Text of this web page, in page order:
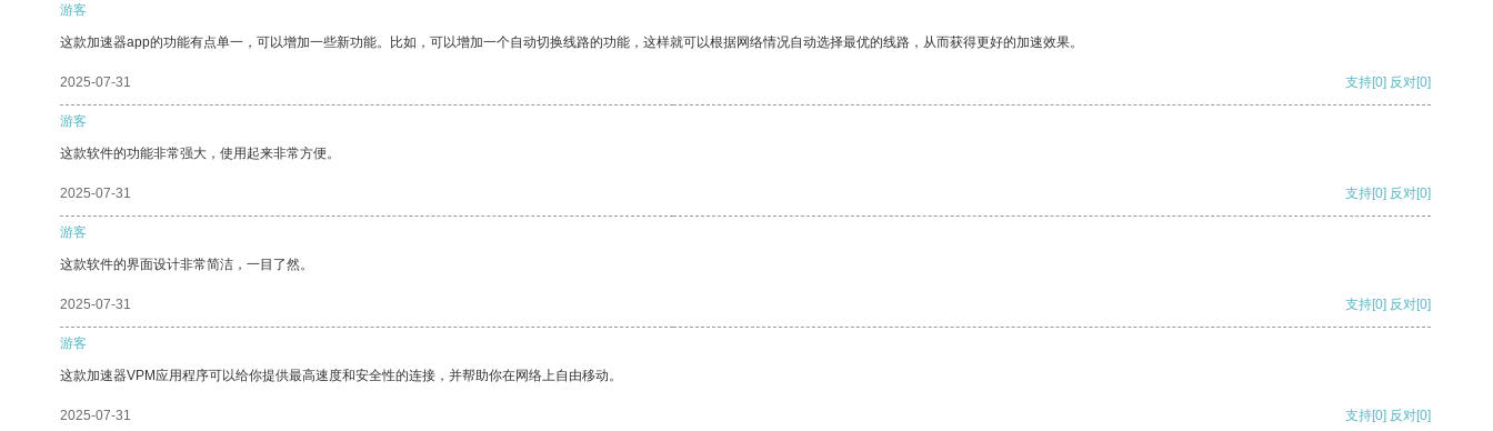
游客
这款加速器app的功能有点单一，可以增加一些新功能。比如，可以增加一个自动切换线路的功能，这样就可以根据网络情况自动选择最优的线路，从而获得更好的加速效果。
2025-07-31 支持[0] 反对[0]
游客
这款软件的功能非常强大，使用起来非常方便。
2025-07-31 支持[0] 反对[0]
游客
这款软件的界面设计非常简洁，一目了然。
2025-07-31 支持[0] 反对[0]
游客
这款加速器VPM应用程序可以给你提供最高速度和安全性的连接，并帮助你在网络上自由移动。
2025-07-31 支持[0] 反对[0]